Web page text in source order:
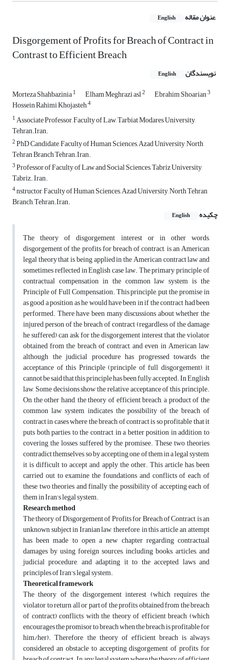
عنوان مقاله English
Disgorgement of Profits for Breach of Contract in
Contrast to Efficient Breach
نویسندگان English
Morteza Shahbazinia1 Elham Meghrazi asl2 Ebrahim Shoarian3
Hossein Rahimi Khojasteh4
1Associate Professor, Faculty of Law, Tarbiat Modares University,
Tehran.Iran.
2PhD Candidate, Faculty of Human Sciences, Azad University, North
Tehran Branch Tehran.Iran.
3Professor of Faculty of Law and Social Sciences, Tabriz University,
Tabriz. Iran.
4nstructor, Faculty of Human Sciences, Azad University, North Tehran
Branch, Tehran.Iran.
چکیده
English
The theory of disgorgement interest or in other words,
disgorgement of the profits for breach of contract, is an American
legal theory that is being applied in the American contract law and
sometimes reflected in English case law. The primary principle of
contractual compensation in the common law system is the
Principle of Full Compensation. This principle, put the promise in
as good a position as he would have been in if the contract had been
performed. There have been many discussions about whether the
injured person of the breach of contract (regardless of the damage
he suffered) can ask for the disgorgement interest that the violator
obtained from the breach of contract, and even in American law,
although the judicial procedure has progressed towards the
acceptance of this Principle (principle of full disgorgement), it
cannot be said that this principle has been fully accepted. In English
law, Some decisions show the relative acceptance of this principle.
On the other hand, the theory of efficient breach, a product of the
common law system, indicates the possibility of the breach of
contract in cases where the breach of contract is so profitable that it
puts both parties to the contract in a better position in addition to
covering the losses suffered by the promisee. These two theories
contradict themselves, so by accepting one of them in a legal system,
it is difficult to accept and apply the other. This article has been
carried out to examine the foundations and conflicts of each of
these two theories and finally the possibility of accepting each of
them in Iran's legal system.
Research method
The theory of Disgorgement of Profits for Breach of Contract is an
unknown subject in Iranian law, therefore, in this article, an attempt
has been made to open a new chapter regarding contractual
damages by using foreign sources, including books, articles, and
judicial procedure, and adapting it to the accepted laws and
principles of Iran's legal system.
Theoretical framework
The theory of the disgorgement interest (which requires the
violator to return all or part of the profits obtained from the breach
of contract) conflicts with the theory of efficient breach (which
encourages the promisor to breach when the breach is profitable for
him/her). Therefore, the theory of efficient breach is always
considered an obstacle to accepting disgorgement of profits for